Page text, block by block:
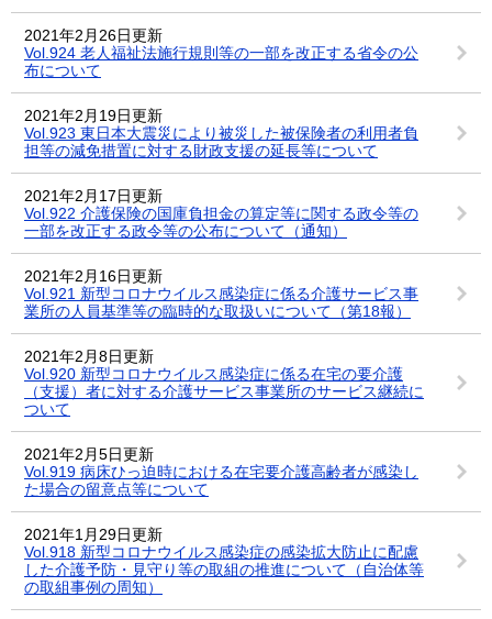
2021年2月26日更新
Vol.924 老人福祉法施行規則等の一部を改正する省令の公
布について
2021年2月19日更新
Vol.923 東日本大震災により被災した被保険者の利用者負
担等の減免措置に対する財政支援の延長等について
2021年2月17日更新
Vol.922 介護保険の国庫負担金の算定等に関する政令等の
一部を改正する政令等の公布について（通知）
2021年2月16日更新
Vol.921 新型コロナウイルス感染症に係る介護サービス事
業所の人員基準等の臨時的な取扱いについて（第18報）
2021年2月8日更新
Vol.920 新型コロナウイルス感染症に係る在宅の要介護
（支援）者に対する介護サービス事業所のサービス継続に
ついて
2021年2月5日更新
Vol.919 病床ひっ迫時における在宅要介護高齢者が感染し
た場合の留意点等について
2021年1月29日更新
Vol.918 新型コロナウイルス感染症の感染拡大防止に配慮
した介護予防・見守り等の取組の推進について（自治体等
の取組事例の周知）